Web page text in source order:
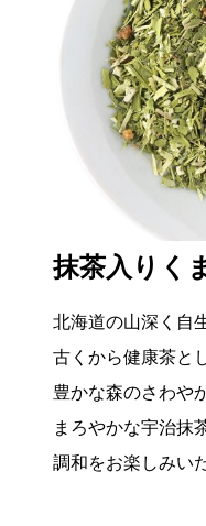
抹茶入りく
北海道の⼭深く⾃
古くから健康茶と
豊かな森のさわや
まろやかな宇治抹
調和をお楽しみい